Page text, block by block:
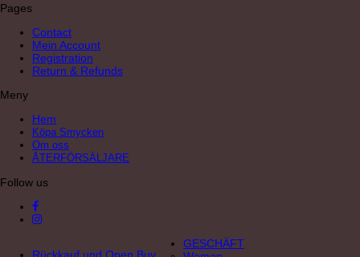
Pages
Contact
Mein Account
Registration
Return & Refunds
Meny
Hem
Köpa Smycken
Om oss
ÅTERFÖRSÄLJARE
Follow us
GESCHÄFT